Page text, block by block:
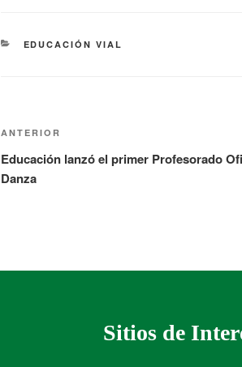
EDUCACIÓN VIAL
ANTERIOR
Educación lanzó el primer Profesorado
Danza
Sitios de